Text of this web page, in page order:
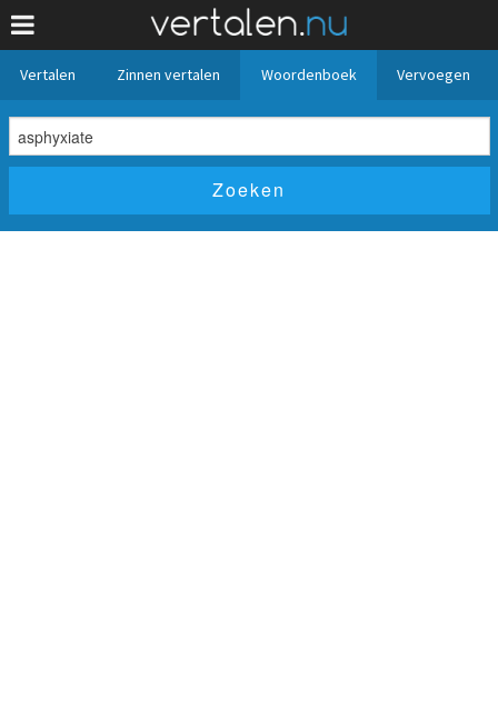
Vertalen Zinnen vertalen Woordenboek Vervoegen